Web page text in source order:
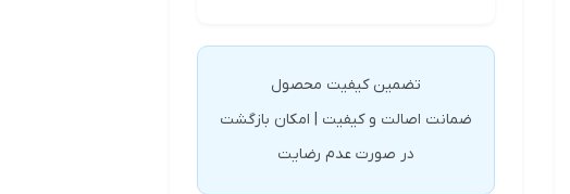
تضمین کیفیت محصول
ضمانت اصالت و کیفیت | امکان بازگشت
در صورت عدم رضایت